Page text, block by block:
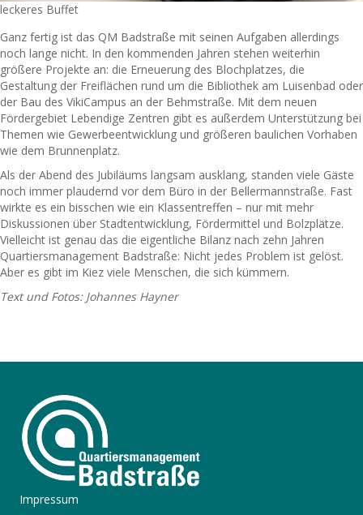
leckeres Buffet
Ganz fertig ist das QM Badstraße mit seinen Aufgaben allerdings
noch lange nicht. In den kommenden Jahren stehen weiterhin
größere Projekte an: die Erneuerung des Blochplatzes, die
Gestaltung der Freiflächen rund um die Bibliothek am Luisenbad oder
der Bau des VikiCampus an der Behmstraße. Mit dem neuen
Fördergebiet Lebendige Zentren gibt es außerdem Unterstützung bei
Themen wie Gewerbeentwicklung und größeren baulichen Vorhaben
wie dem Brunnenplatz.
Als der Abend des Jubiläums langsam ausklang, standen viele Gäste
noch immer plaudernd vor dem Büro in der Bellermannstraße. Fast
wirkte es ein bisschen wie ein Klassentreffen – nur mit mehr
Diskussionen über Stadtentwicklung, Fördermittel und Bolzplätze.
Vielleicht ist genau das die eigentliche Bilanz nach zehn Jahren
Quartiersmanagement Badstraße: Nicht jedes Problem ist gelöst.
Aber es gibt im Kiez viele Menschen, die sich kümmern.
Text und Fotos: Johannes Hayner
Impressum